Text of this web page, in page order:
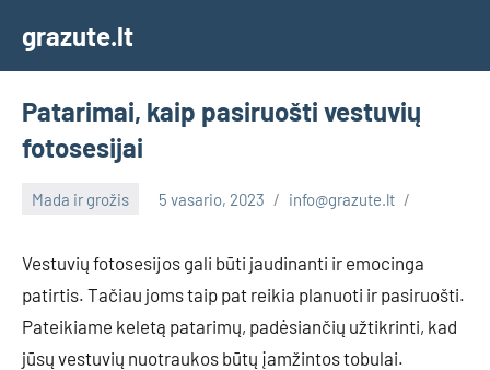
content
grazute.lt
Patarimai, kaip pasiruošti vestuvių
fotosesijai
Mada ir grožis 5 vasario, 2023 info@grazute.lt
Vestuvių fotosesijos gali būti jaudinanti ir emocinga
patirtis. Tačiau joms taip pat reikia planuoti ir pasiruošti.
Pateikiame keletą patarimų, padėsiančių užtikrinti, kad
jūsų vestuvių nuotraukos būtų įamžintos tobulai.